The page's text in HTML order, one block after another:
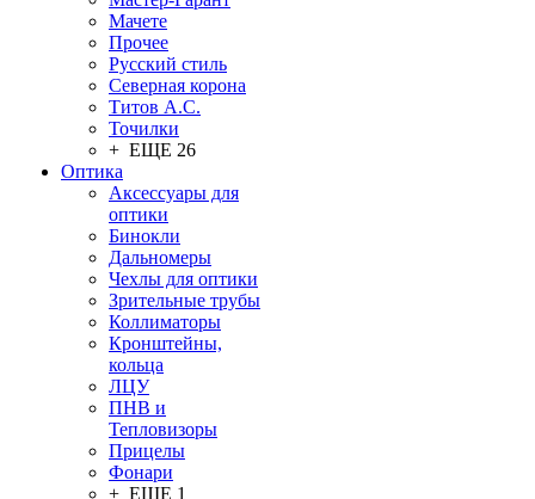
Мачете
Прочее
Русский стиль
Северная корона
Титов А.С.
Точилки
+ ЕЩЕ 26
Оптика
Аксессуары для
оптики
Бинокли
Дальномеры
Чехлы для оптики
Зрительные трубы
Коллиматоры
Кронштейны,
кольца
ЛЦУ
ПНВ и
Тепловизоры
Прицелы
Фонари
+ ЕЩЕ 1